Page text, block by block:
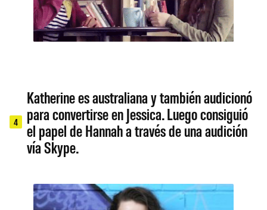
4
Katherine es australiana y también audicionó
para convertirse en Jessica. Luego consiguió
el papel de Hannah a través de una audición
vía Skype.